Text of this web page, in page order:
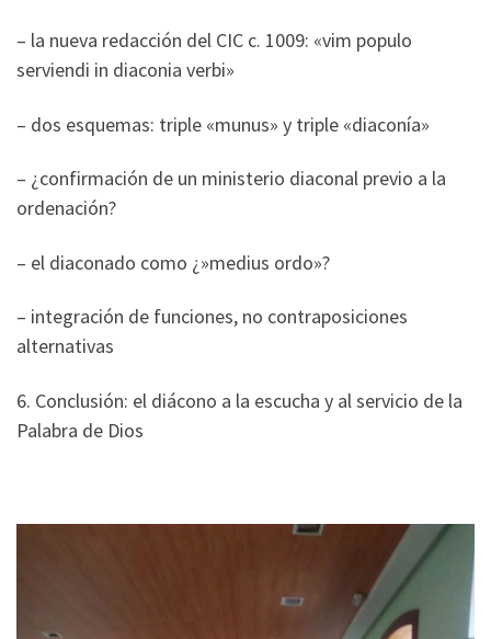
– la nueva redacción del CIC c. 1009: «vim populo
serviendi in diaconia verbi»
– dos esquemas: triple «munus» y triple «diaconía»
– ¿confirmación de un ministerio diaconal previo a la
ordenación?
– el diaconado como ¿»medius ordo»?
– integración de funciones, no contraposiciones
alternativas
6. Conclusión: el diácono a la escucha y al servicio de la
Palabra de Dios